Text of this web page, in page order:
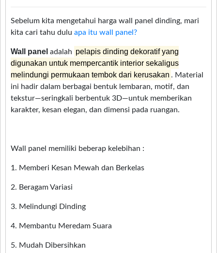
Sebelum kita mengetahui harga wall panel dinding, mari
kita cari tahu dulu apa itu wall panel?
Wall panel adalah pelapis dinding dekoratif yang
digunakan untuk mempercantik interior sekaligus
melindungi permukaan tembok dari kerusakan . Material
ini hadir dalam berbagai bentuk lembaran, motif, dan
tekstur—seringkali berbentuk 3D—untuk memberikan
karakter, kesan elegan, dan dimensi pada ruangan.
Wall panel memiliki beberap kelebihan :
1. Memberi Kesan Mewah dan Berkelas
2. Beragam Variasi
3. Melindungi Dinding
4. Membantu Meredam Suara
5. Mudah Dibersihkan